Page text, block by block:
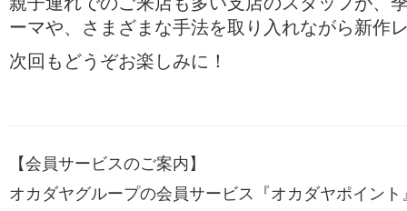
ーマや、さまざまな手法を取り入れながら新作
次回もどうぞお楽しみに！
【会員サービスのご案内】
オカダヤグループの会員サービス『オカダヤポイン